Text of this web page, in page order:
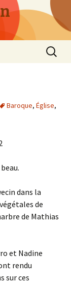
Baroque, Église,
dans la
de
de Mathias
et Nadine
rendu
sur ces